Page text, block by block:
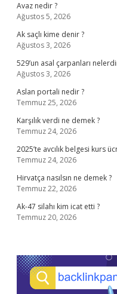
Avaz nedir ?
Ağustos 5, 2026
Ak saçlı kime denir ?
Ağustos 3, 2026
529’un asal çarpanları
Ağustos 3, 2026
Aslan portali nedir ?
Temmuz 25, 2026
Karşılık verdi ne demek ?
Temmuz 24, 2026
2025’te avcılık belgesi kurs
Temmuz 24, 2026
Hirvatça nasılsın ne demek ?
Temmuz 22, 2026
Ak-47 silahı kim icat etti ?
Temmuz 20, 2026